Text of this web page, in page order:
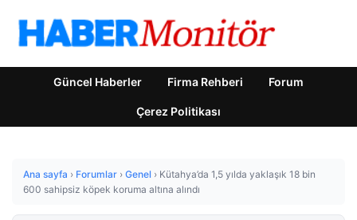
Güncel Haberler Firma Rehberi Forum
Çerez Politikası
Ana sayfa › Forumlar › Genel › Kütahya’da 1,5 yılda yaklaşık 18 bin
600 sahipsiz köpek koruma altına alındı